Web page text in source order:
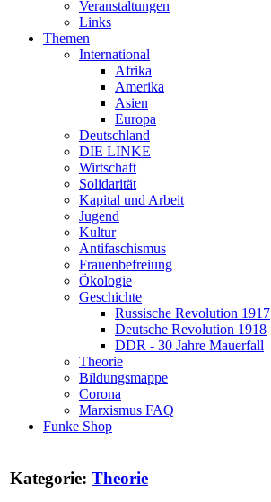
Veranstaltungen
Links
Themen
International
Afrika
Amerika
Asien
Europa
Deutschland
DIE LINKE
Wirtschaft
Solidarität
Kapital und Arbeit
Jugend
Kultur
Antifaschismus
Frauenbefreiung
Ökologie
Geschichte
Russische Revolution 1917
Deutsche Revolution 1918
DDR - 30 Jahre Mauerfall
Theorie
Bildungsmappe
Corona
Marxismus FAQ
Funke Shop
Kategorie: Theorie